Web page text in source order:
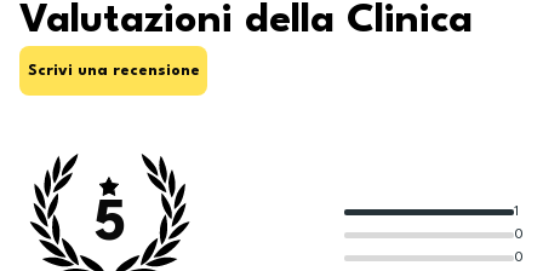
Valutazioni della Clinica
Scrivi una recensione
5
0
0
1